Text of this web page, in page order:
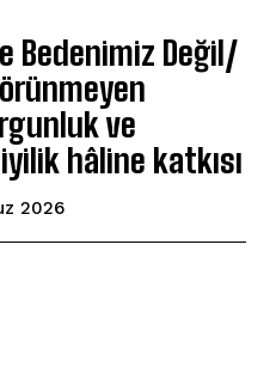
Bedenimiz Değil/
ve
hâline katkısı
2026